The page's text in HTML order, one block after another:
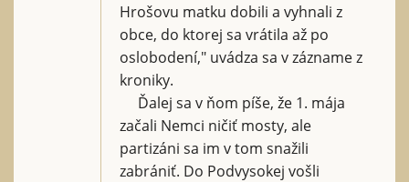
Hrošovu matku dobili a vyhnali z
obce, do ktorej sa vrátila až po
oslobodení," uvádza sa v zázname z
kroniky.
Ďalej sa v ňom píše, že 1. mája
začali Nemci ničiť mosty, ale
partizáni sa im v tom snažili
zabrániť. Do Podvysokej vošli